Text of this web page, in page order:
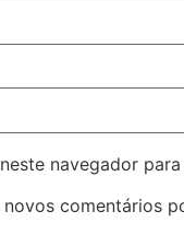
navegador
comentários